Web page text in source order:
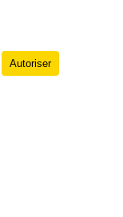
Autoriser